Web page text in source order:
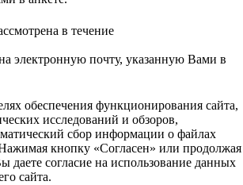
в течение
электронную почту, указанную Вами в
обеспечения функционирования сайта,
исследований и обзоров,
сбор информации о файлах
кнопку «Согласен» или продолжая
даете согласие на использование данных
сайта.